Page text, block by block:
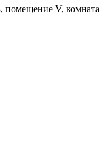
помещение V, комната